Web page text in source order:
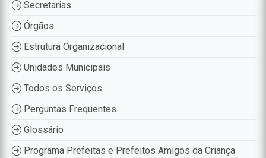
Secretarias
Órgãos
Estrutura Organizacional
Unidades Municipais
Todos os Serviços
Perguntas Frequentes
Glossário
Programa Prefeitas e Prefeitos Amigos da Criança